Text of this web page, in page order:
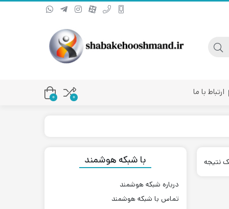
ارتباط با ما
۰ 0
نتیجه با شبکه هوشمند
درباره شبکه هوشمند
تماس با شبکه هوشمند